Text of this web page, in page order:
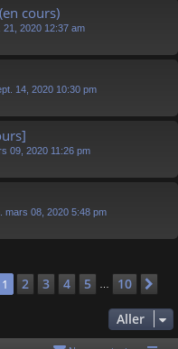
cours)
21, 2020 12:37 am
14, 2020 10:30 pm
09, 2020 11:26 pm
mars 08, 2020 5:48 pm
1sur 10
1 2 3 4 5 10
Aller